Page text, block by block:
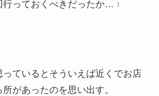
行っておくべきだったか…﹚
っているとそういえば近くでお店
があったのを思い出す。